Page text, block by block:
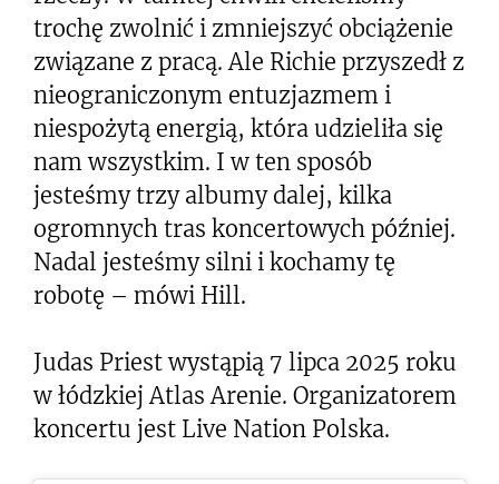
trochę zwolnić i zmniejszyć obciążenie
związane z pracą. Ale Richie przyszedł z
nieograniczonym entuzjazmem i
niespożytą energią, która udzieliła się
nam wszystkim. I w ten sposób
jesteśmy trzy albumy dalej, kilka
ogromnych tras koncertowych później.
Nadal jesteśmy silni i kochamy tę
robotę – mówi Hill.
Judas Priest wystąpią 7 lipca 2025 roku
w łódzkiej Atlas Arenie. Organizatorem
koncertu jest Live Nation Polska.